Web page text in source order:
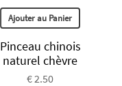
Ajouter au Panier
Pinceau chinois
naturel chèvre
€ 2.50